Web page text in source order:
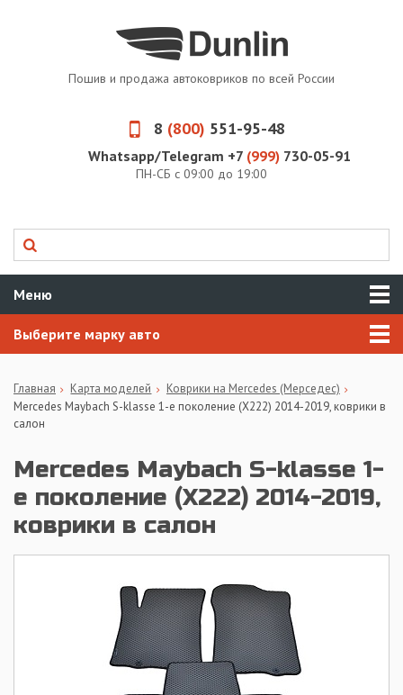
Пошив и продажа автоковриков по всей России
8 (800) 551-95-48
Whatsapp/Telegram +7 (999) 730-05-91
ПН-СБ с 09:00 до 19:00
Меню
Выберите марку авто
Главная Карта моделей
Коврики на Mercedes (Мерседес)
Mercedes Maybach S-klasse 1-е поколение (X222) 2014-2019, коврики в
салон
Mercedes Maybach S-klasse 1-
е поколение (X222) 2014-2019,
коврики в салон